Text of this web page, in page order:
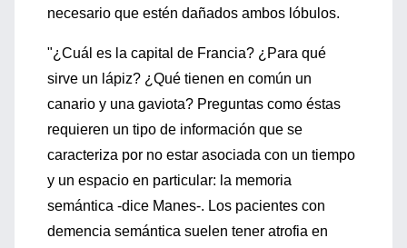
necesario que estén dañados ambos lóbulos.
"¿Cuál es la capital de Francia? ¿Para qué
sirve un lápiz? ¿Qué tienen en común un
canario y una gaviota? Preguntas como éstas
requieren un tipo de información que se
caracteriza por no estar asociada con un tiempo
y un espacio en particular: la memoria
semántica -dice Manes-. Los pacientes con
demencia semántica suelen tener atrofia en